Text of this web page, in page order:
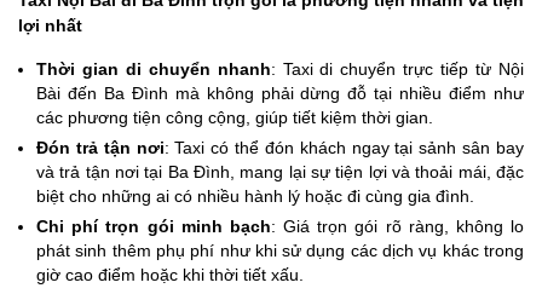
lợi nhất
Thời gian di chuyển nhanh: Taxi di chuyển trực tiếp từ Nội
Bài đến Ba Đình mà không phải dừng đỗ tại nhiều điểm như
các phương tiện công cộng, giúp tiết kiệm thời gian.
Đón trả tận nơi: Taxi có thể đón khách ngay tại sảnh sân bay
và trả tận nơi tại Ba Đình, mang lại sự tiện lợi và thoải mái, đặc
biệt cho những ai có nhiều hành lý hoặc đi cùng gia đình.
Chi phí trọn gói minh bạch: Giá trọn gói rõ ràng, không lo
phát sinh thêm phụ phí như khi sử dụng các dịch vụ khác trong
giờ cao điểm hoặc khi thời tiết xấu.